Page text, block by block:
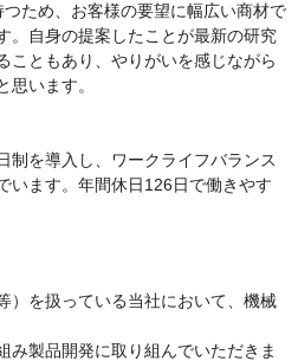
ため、お客様の要望に幅広い商材で
。自身の提案したことが最新の研究
こともあり、やりがいを感じながら
思います。
制を導入し、ワークライフバランス
います。年間休日126日で働きやす
）を扱っている当社において、機械
み製品開発に取り組んでいただきま